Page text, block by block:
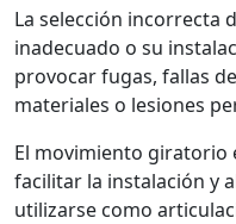
La selección incorrecta
inadecuado o su
provocar fugas, fallas
materiales o lesiones
El movimiento giratorio
facilitar la instalación y
utilizarse como